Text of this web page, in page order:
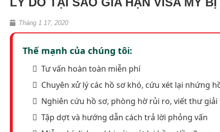
Tháng 1 17, 2020
Thế mạnh của chúng tôi:
Tư vấn hoàn toàn miễn phí
Chuyên xử lý các hồ sơ khó, cứu xét lại nhứng
Nghiên cứu hồ sơ, phòng hờ rủi ro, viết thư
Tập dợt và hướng dẫn cách trả lời phỏng vấn